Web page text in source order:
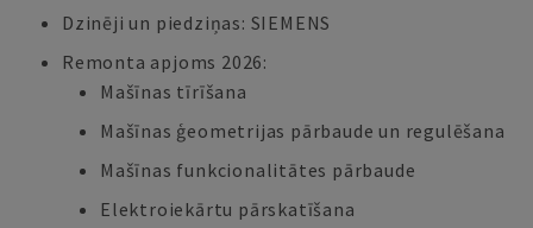
Dzinēji un piedziņas: SIEMENS
Remonta apjoms 2026:
Mašīnas tīrīšana
Mašīnas ģeometrijas pārbaude un regulēšana
Mašīnas funkcionalitātes pārbaude
Elektroiekārtu pārskatīšana